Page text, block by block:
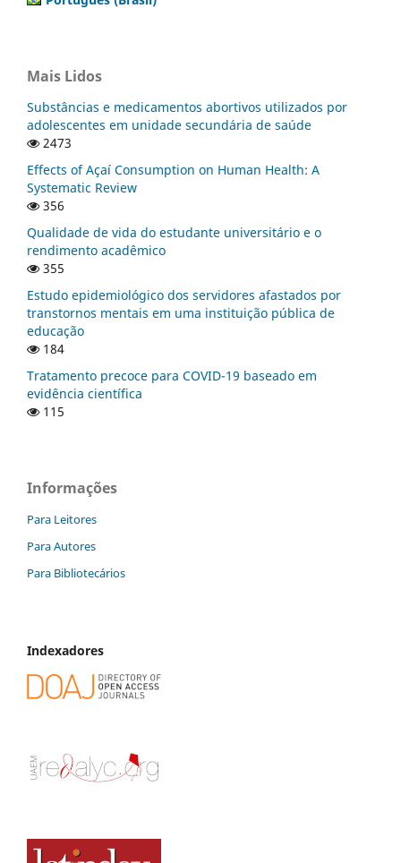
Mais Lidos
Substâncias e medicamentos abortivos utilizados por
adolescentes em unidade secundária de saúde
2473
Effects of Açaí Consumption on Human Health: A
Systematic Review
356
Qualidade de vida do estudante universitário e o
rendimento acadêmico
355
Estudo epidemiológico dos servidores afastados por
transtornos mentais em uma instituição pública de
educação
184
Tratamento precoce para COVID-19 baseado em
evidência científica
115
Informações
Para Leitores
Para Autores
Para Bibliotecários
Indexadores